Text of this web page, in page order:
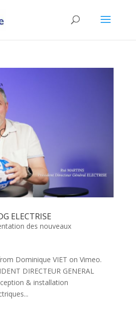
ELECTRISE
des nouveaux
Dominique VIET on Vimeo.
DIRECTEUR GENERAL
& installation